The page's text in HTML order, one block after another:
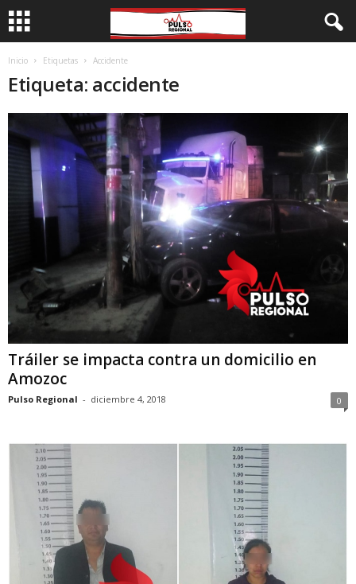
Inicio Etiquetas Accidente
Etiqueta: accidente
Tráiler se impacta contra un domicilio en
Amozoc
Pulso Regional - diciembre 4, 2018 0